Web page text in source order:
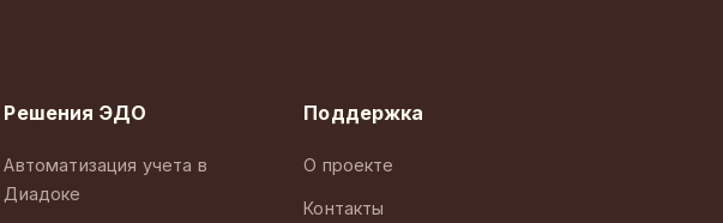
Решения ЭДО
Автоматизация учета в
Диадоке
Поддержка
О проекте
Контакты